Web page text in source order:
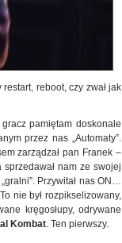
restart, reboot, czy zwał jak
pamiętam doskonale
przez nas „Automaty”.
zarządzał pan Franek –
sprzedawał nam ze swojej
Przywitał nas ON…
nie był rozpikselizowany,
kręgosłupy, odrywane
Kombat . Ten pierwszy.